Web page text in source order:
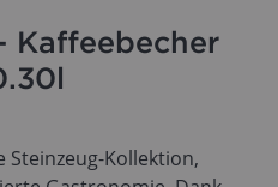
Kaffeebecher
Steinzeug-Kollektion,